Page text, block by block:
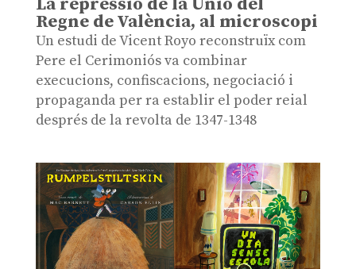
Regne de València, al microscopi
Un estudi de Vicent Royo reconstruïx com
Pere el Cerimoniós va combinar
execucions, confiscacions, negociació i
propaganda per ra establir el poder reial
després de la revolta de 1347-1348